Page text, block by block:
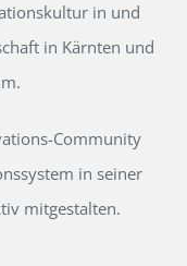
in und
in Kärnten und
Community
in seiner
mitgestalten.